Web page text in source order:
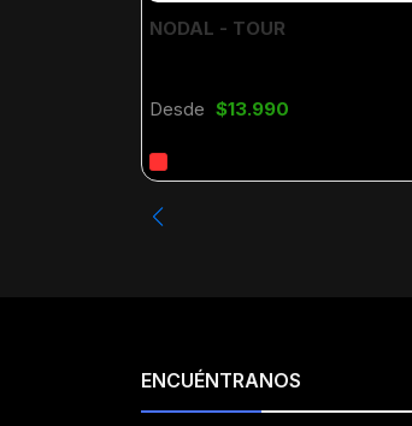
NODAL - TOUR
Desde $13.990
ENCUÉNTRANOS